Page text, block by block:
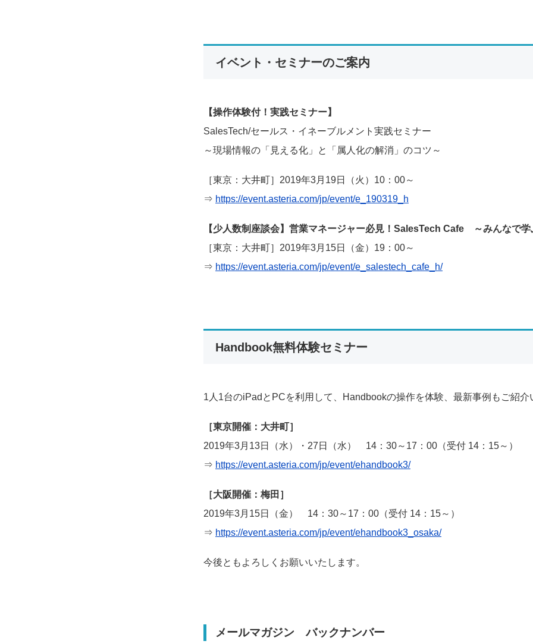
イベント・セミナーのご案内
【操作体験付！実践セミナー】
SalesTech/セールス・イネーブルメント実践セミナー
～現場情報の「見える化」と「属人化の解消」のコツ～
［東京：大井町］2019年3月19日（火）10：00～
⇒ https://event.asteria.com/jp/event/e_190319_h
【少人数制座談会】営業マネージャー必見！SalesTech Cafe ～みんなで学
［東京：大井町］2019年3月15日（金）19：00～
⇒ https://event.asteria.com/jp/event/e_salestech_cafe_h/
Handbook無料体験セミナー
1人1台のiPadとPCを利用して、Handbookの操作を体験、最新事例もご紹介
［東京開催：大井町］
2019年3月13日（水）・27日（水） 14：30～17：00（受付 14：15～）
⇒ https://event.asteria.com/jp/event/ehandbook3/
［大阪開催：梅田］
2019年3月15日（金） 14：30～17：00（受付 14：15～）
⇒ https://event.asteria.com/jp/event/ehandbook3_osaka/
今後ともよろしくお願いいたします。
メールマガジン バックナンバー